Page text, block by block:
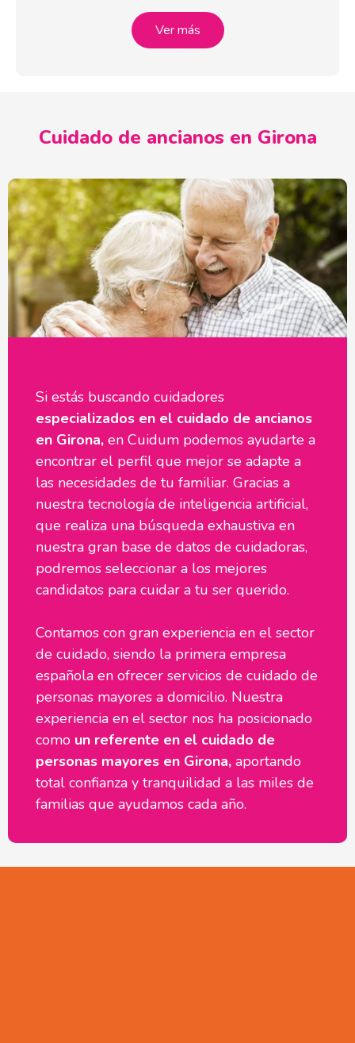
Ver más
Cuidado de ancianos en Girona
Si estás buscando cuidadores
especializados en el cuidado de ancianos
en Girona, en Cuidum podemos ayudarte a
encontrar el perfil que mejor se adapte a
las necesidades de tu familiar. Gracias a
nuestra tecnología de inteligencia artificial,
que realiza una búsqueda exhaustiva en
nuestra gran base de datos de cuidadoras,
podremos seleccionar a los mejores
candidatos para cuidar a tu ser querido.
Contamos con gran experiencia en el sector
de cuidado, siendo la primera empresa
española en ofrecer servicios de cuidado de
personas mayores a domicilio. Nuestra
experiencia en el sector nos ha posicionado
como un referente en el cuidado de
personas mayores en Girona, aportando
total confianza y tranquilidad a las miles de
familias que ayudamos cada año.